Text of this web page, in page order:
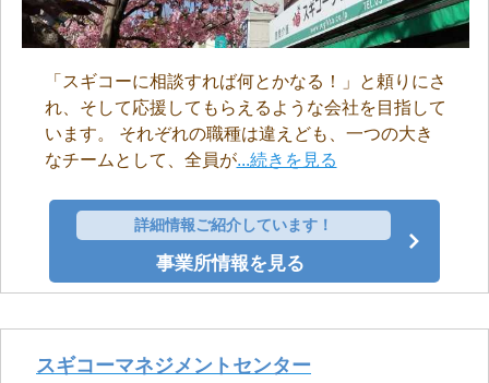
「スギコーに相談すれば何とかなる！」と頼りにさ
れ、そして応援してもらえるような会社を目指して
います。 それぞれの職種は違えども、一つの大き
なチームとして、全員が...続きを見る
詳細情報ご紹介しています！
事業所情報を見る
スギコーマネジメントセンター